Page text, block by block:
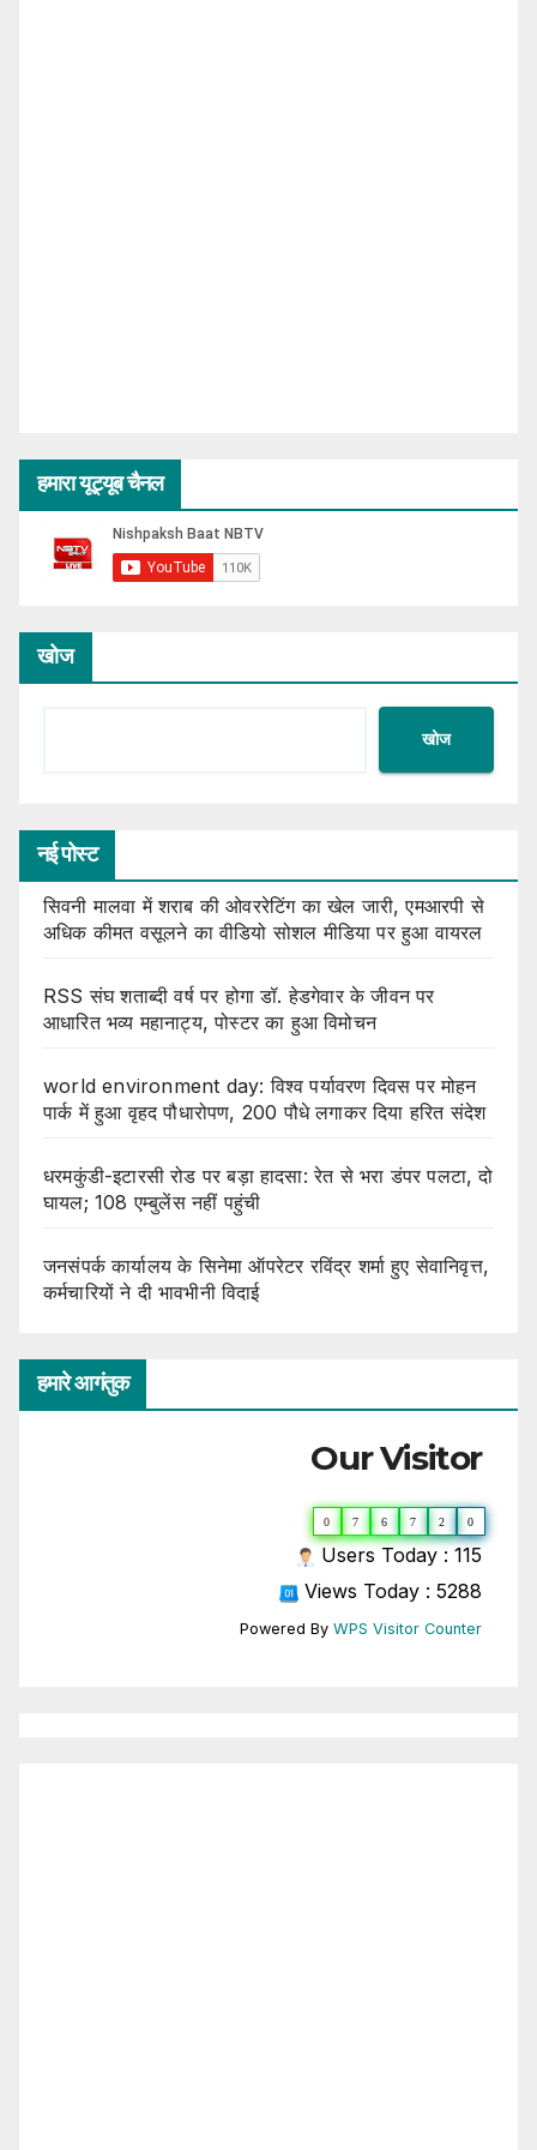
हमारा यूट्यूब चैनल
खोज
खोज
नई पोस्ट
सिवनी मालवा में शराब की ओवररेटिंग का खेल जारी, एमआरपी से
अधिक कीमत वसूलने का वीडियो सोशल मीडिया पर हुआ वायरल
RSS संघ शताब्दी वर्ष पर होगा डॉ. हेडगेवार के जीवन पर
आधारित भव्य महानाट्य, पोस्टर का हुआ विमोचन
world environment day: विश्व पर्यावरण दिवस पर मोहन
पार्क में हुआ वृहद पौधारोपण, 200 पौधे लगाकर दिया हरित संदेश
धरमकुंडी-इटारसी रोड पर बड़ा हादसा: रेत से भरा डंपर पलटा, दो
घायल; 108 एम्बुलेंस नहीं पहुंची
जनसंपर्क कार्यालय के सिनेमा ऑपरेटर रविंद्र शर्मा हुए सेवानिवृत्त,
कर्मचारियों ने दी भावभीनी विदाई
हमारे आगंतुक
Our Visitor
0 7 6 7 2 0
Users Today : 115
Views Today : 5288
Powered By WPS Visitor Counter